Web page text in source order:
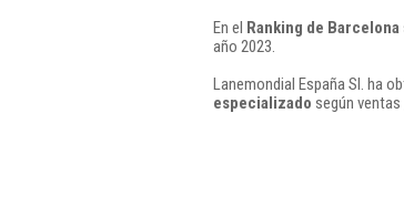
En el Ranking de Barcelona
año 2023.
Lanemondial España Sl. ha
especializado según